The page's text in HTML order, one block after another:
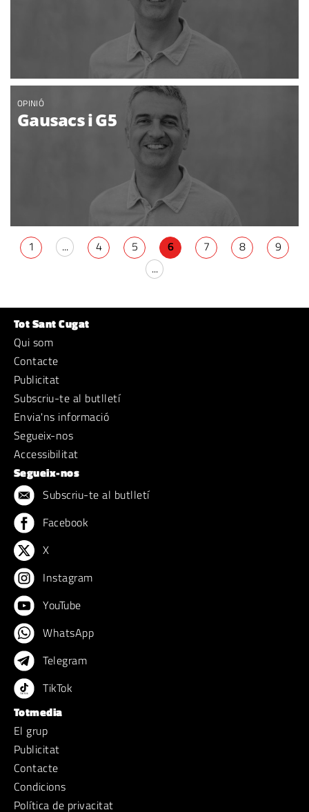
OPINIÓ
Gausacs i G5
1 ... 4 5 6 7 8
9
...
Tot Sant Cugat
Qui som
Contacte
Publicitat
Subscriu-te al butlletí
Envia'ns informació
Segueix-nos
Accessibilitat
Segueix-nos
Subscriu-te al butlletí
Facebook
X
Instagram
YouTube
WhatsApp
Telegram
TikTok
Totmedia
El grup
Publicitat
Contacte
Condicions
Política de privacitat